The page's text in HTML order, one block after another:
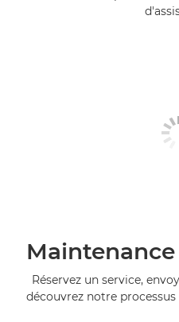
Réservez un service,
découvrez notre